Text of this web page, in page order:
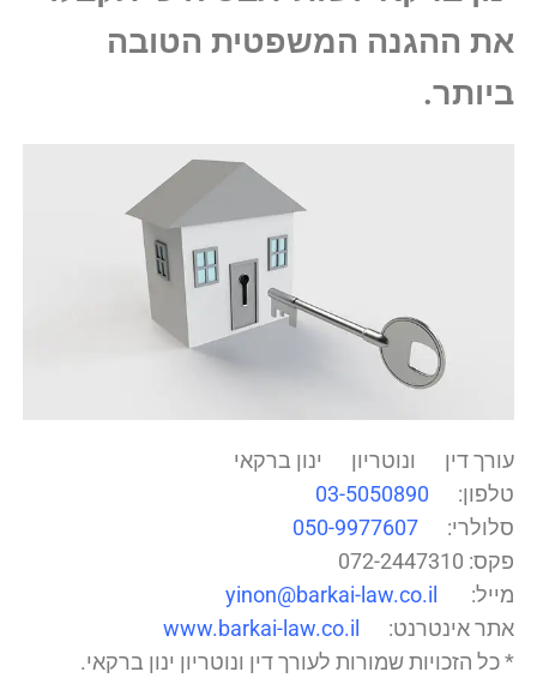
את ההגנה המשפטית הטובה
ביותר.
עורך דין ונוטריון
ינון ברקאי
טלפון:
03-5050890
סלולרי:
050-9977607
פקס: 072-2447310
מייל:
yinon@barkai-law.co.il
אתר אינטרנט:
www.barkai-law.co.il
* כל הזכויות שמורות לעורך דין ונוטריון ינון ברקאי.